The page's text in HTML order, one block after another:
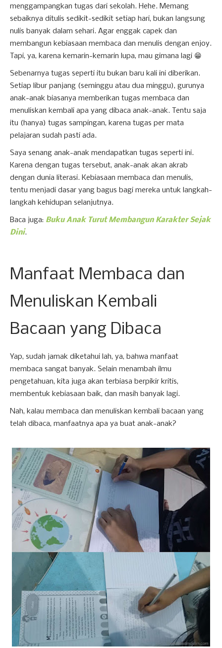
menggampangkan tugas dari sekolah. Hehe. Memang
sebaiknya ditulis sedikit-sedikit setiap hari, bukan langsung
nulis banyak dalam sehari. Agar enggak capek dan
membangun kebiasaan membaca dan menulis dengan enjoy.
Tapi, ya, karena kemarin-kemarin lupa, mau gimana lagi 😁
Sebenarnya tugas seperti itu bukan baru kali ini diberikan.
Setiap libur panjang (seminggu atau dua minggu), gurunya
anak-anak biasanya memberikan tugas membaca dan
menuliskan kembali apa yang dibaca anak-anak. Tentu saja
itu (hanya) tugas sampingan, karena tugas per mata
pelajaran sudah pasti ada.
Saya senang anak-anak mendapatkan tugas seperti ini.
Karena dengan tugas tersebut, anak-anak akan akrab
dengan dunia literasi. Kebiasaan membaca dan menulis,
tentu menjadi dasar yang bagus bagi mereka untuk langkah-
langkah kehidupan selanjutnya.
Baca juga: Buku Anak Turut Membangun Karakter Sejak
Dini.
Manfaat Membaca dan
Menuliskan Kembali
Bacaan yang Dibaca
Yap, sudah jamak diketahui lah, ya, bahwa manfaat
membaca sangat banyak. Selain menambah ilmu
pengetahuan, kita juga akan terbiasa berpikir kritis,
membentuk kebiasaan baik, dan masih banyak lagi.
Nah, kalau membaca dan menuliskan kembali bacaan yang
telah dibaca, manfaatnya apa ya buat anak-anak?